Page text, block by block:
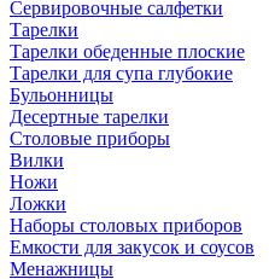
Сервировочные салфетки
Тарелки
Тарелки обеденные плоские
Тарелки для супа глубокие
Бульонницы
Десертные тарелки
Столовые приборы
Вилки
Ножи
Ложки
Наборы столовых приборов
Емкости для закусок и соусов
Менажницы